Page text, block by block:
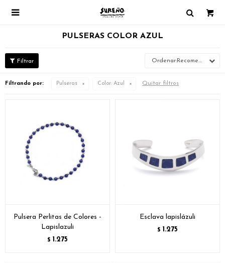

PULSERAS COLOR AZUL
Recomendados
Filtrando por: Pulseras Color: Azul Quitar filtros
Pulsera Perlitas de Colores -
Lapislazuli
$ 1.275
Esclava lapislázuli
$ 1.275